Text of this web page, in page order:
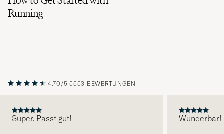
Running
4.70/5 5553 BEWERTUNGEN
Super. Passt gut! Wunderbar!